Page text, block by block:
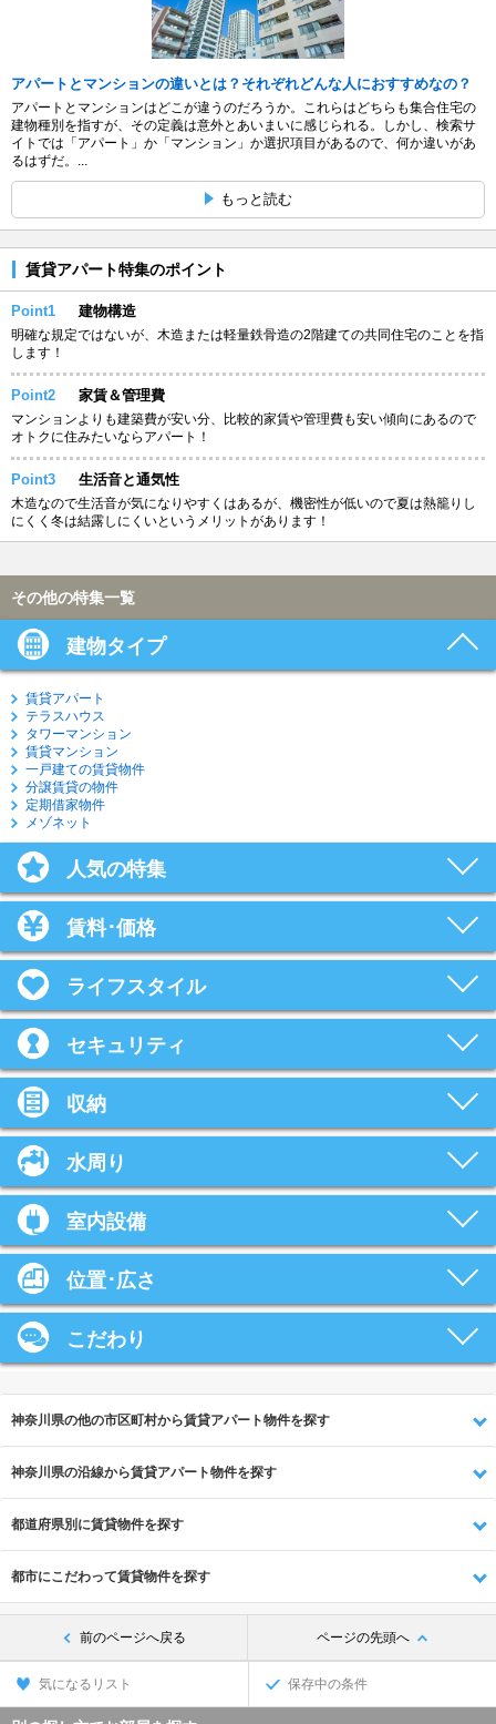
アパートとマンションの違いとは？それぞれどんな人におすすめなの？
アパートとマンションはどこが違うのだろうか。これらはどちらも集合住宅の
建物種別を指すが、その定義は意外とあいまいに感じられる。しかし、検索サ
イトでは「アパート」か「マンション」か選択項目があるので、何か違いがあ
るはずだ。...
もっと読む
賃貸アパート特集のポイント
Point1 建物構造
明確な規定ではないが、木造または軽量鉄骨造の2階建ての共同住宅のことを指
します！
Point2 家賃＆管理費
マンションよりも建築費が安い分、比較的家賃や管理費も安い傾向にあるので
オトクに住みたいならアパート！
Point3 生活音と通気性
木造なので生活音が気になりやすくはあるが、機密性が低いので夏は熱籠りし
にくく冬は結露しにくいというメリットがあります！
その他の特集一覧
建物タイプ
賃貸アパート
テラスハウス
タワーマンション
賃貸マンション
一戸建ての賃貸物件
分譲賃貸の物件
定期借家物件
メゾネット
人気の特集
賃料･価格
ライフスタイル
セキュリティ
収納
水周り
室内設備
位置･広さ
こだわり
神奈川県の他の市区町村から賃貸アパート物件を探す
神奈川県の沿線から賃貸アパート物件を探す
都道府県別に賃貸物件を探す
都市にこだわって賃貸物件を探す
前のページへ戻る ページの先頭へ
気になるリスト 保存中の条件